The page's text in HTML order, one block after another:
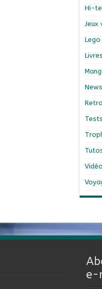
Hi-
Jeux
Lego
News
Tests
e-